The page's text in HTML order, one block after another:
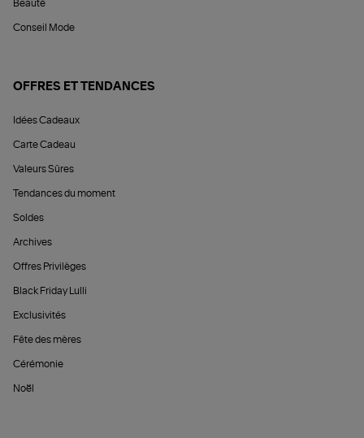
Beauté
Conseil Mode
OFFRES ET TENDANCES
Idées Cadeaux
Carte Cadeau
Valeurs Sûres
Tendances du moment
Soldes
Archives
Offres Privilèges
Black Friday Lulli
Exclusivités
Fête des mères
Cérémonie
Noël